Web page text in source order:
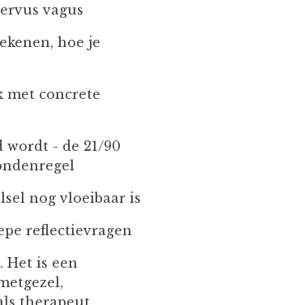
vagus
hoe je
met concrete
- de 21/90
nog vloeibaar is
reflectievragen
Het is een
therapeut